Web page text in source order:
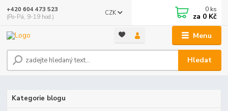
Menu
CZK
Hledat
+420 604 473 523
(Po-Pá, 9-19 hod.)
0 ks
za 0 Kč
Kategorie blogu